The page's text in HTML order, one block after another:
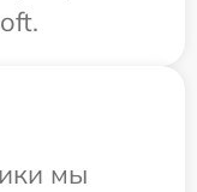
мы